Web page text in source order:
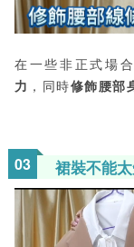
在一些非正式場
力 ，同時修飾腰部
03 裙裝不能